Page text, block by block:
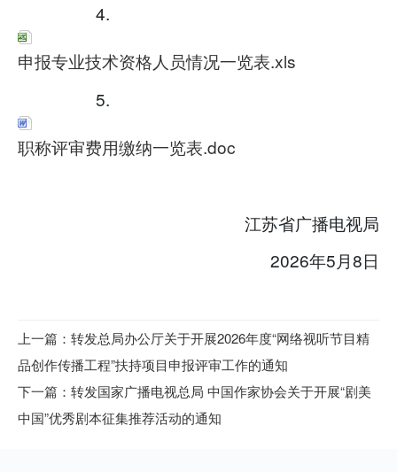
4.
申报专业技术资格人员情况一览表.xls
5.
职称评审费用缴纳一览表.doc
江苏省广播电视局
2026年5月8日
上一篇：转发总局办公厅关于开展2026年度“网络视听节目精
品创作传播工程”扶持项目申报评审工作的通知
下一篇：转发国家广播电视总局 中国作家协会关于开展“剧美
中国”优秀剧本征集推荐活动的通知